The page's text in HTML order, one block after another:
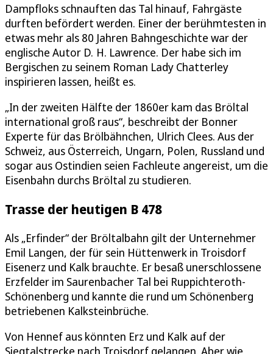
Dampfloks schnauften das Tal hinauf, Fahrgäste
durften befördert werden. Einer der berühmtesten in
etwas mehr als 80 Jahren Bahngeschichte war der
englische Autor D. H. Lawrence. Der habe sich im
Bergischen zu seinem Roman Lady Chatterley
inspirieren lassen, heißt es.
„In der zweiten Hälfte der 1860er kam das Bröltal
international groß raus“, beschreibt der Bonner
Experte für das Brölbähnchen, Ulrich Clees. Aus der
Schweiz, aus Österreich, Ungarn, Polen, Russland und
sogar aus Ostindien seien Fachleute angereist, um die
Eisenbahn durchs Bröltal zu studieren.
Trasse der heutigen B 478
Als „Erfinder“ der Bröltalbahn gilt der Unternehmer
Emil Langen, der für sein Hüttenwerk in Troisdorf
Eisenerz und Kalk brauchte. Er besaß unerschlossene
Erzfelder im Saurenbacher Tal bei Ruppichteroth-
Schönenberg und kannte die rund um Schönenberg
betriebenen Kalksteinbrüche.
Von Hennef aus könnten Erz und Kalk auf der
Siegtalstrecke nach Troisdorf gelangen. Aber wie